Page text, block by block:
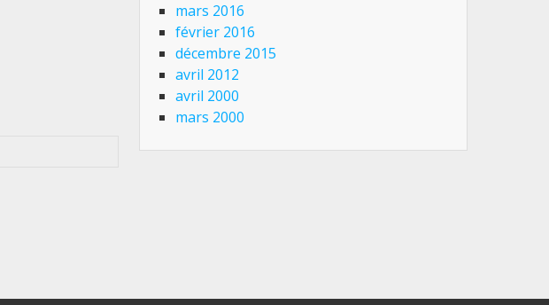
mars 2016
février 2016
décembre 2015
avril 2012
avril 2000
mars 2000